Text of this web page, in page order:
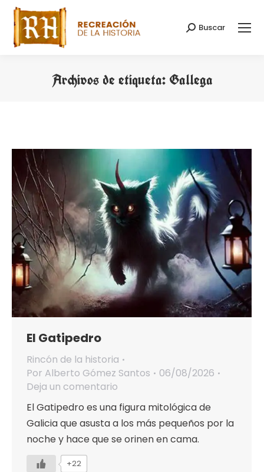
Buscar:
Buscar
Archivos de etiqueta: Gallega
El Gatipedro
Rincón de la historia
Por Alberto Gómez Santos
06/08/2026
Deja un comentario
El Gatipedro es una figura mitológica de
Galicia que asusta a los más pequeños por la
noche y hace que se orinen en cama.
+22